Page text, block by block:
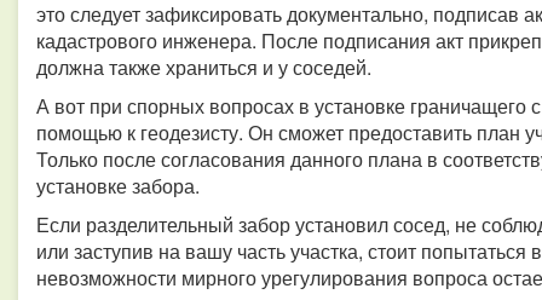
это следует зафиксировать документально, подписав
кадастрового инженера. После подписания акт
должна также храниться и у соседей.
А вот при спорных вопросах в установке граничащего
помощью к геодезисту. Он сможет предоставить план
Только после согласования данного плана в
установке забора.
Если разделительный забор установил сосед, не
или заступив на вашу часть участка, стоит
невозможности мирного урегулирования вопроса